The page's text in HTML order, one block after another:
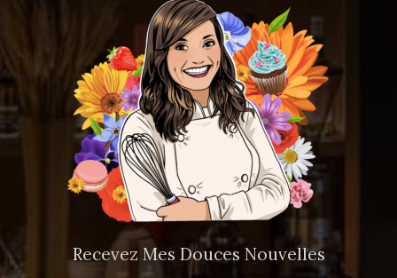
Recevez Mes Douces Nouvelles